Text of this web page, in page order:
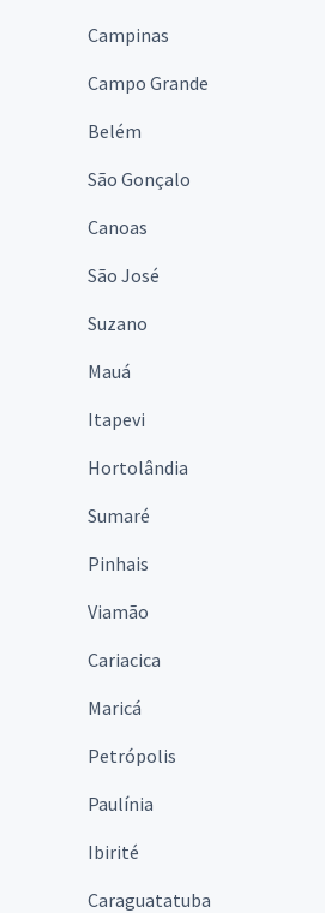
Campinas
Campo Grande
Belém
São Gonçalo
Canoas
São José
Suzano
Mauá
Itapevi
Hortolândia
Sumaré
Pinhais
Viamão
Cariacica
Maricá
Petrópolis
Paulínia
Ibirité
Caraguatatuba